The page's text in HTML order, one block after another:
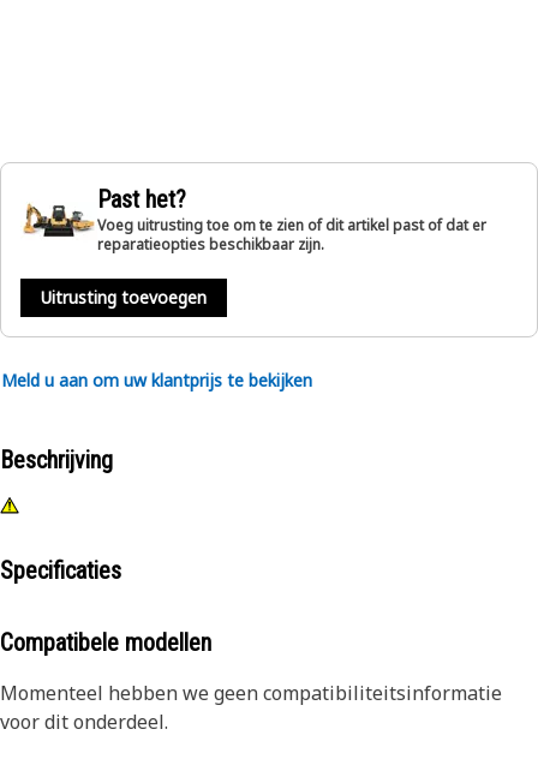
Past het?
Voeg uitrusting toe om te zien of dit artikel past of dat er
reparatieopties beschikbaar zijn.
Uitrusting toevoegen
Meld u aan om uw klantprijs te bekijken
Beschrijving
Specificaties
Compatibele modellen
Momenteel hebben we geen compatibiliteitsinformatie
voor dit onderdeel.